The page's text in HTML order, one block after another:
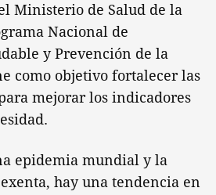
Ministerio de Salud de la
Nacional de
y Prevención de la
como objetivo fortalecer las
mejorar los indicadores
epidemia mundial y la
hay una tendencia en